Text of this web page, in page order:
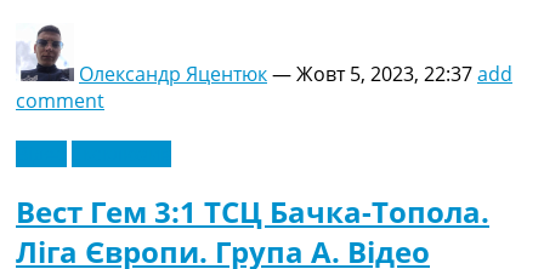
Олександр Яцентюк—Жовт 5, 2023, 22:37add
comment
Вест Гем 3:1 ТСЦ Бачка-Топола.
Ліга Європи. Група A. Відео